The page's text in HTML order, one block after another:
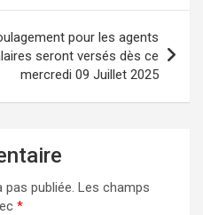
pour les agents
seront versés dès ce
mercredi 09 Juillet 2025
publiée. Les champs
*